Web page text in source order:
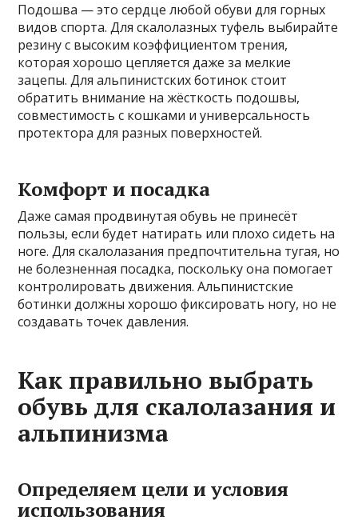
Подошва — это сердце любой обуви для горных
видов спорта. Для скалолазных туфель выбирайте
резину с высоким коэффициентом трения,
которая хорошо цепляется даже за мелкие
зацепы. Для альпинистских ботинок стоит
обратить внимание на жёсткость подошвы,
совместимость с кошками и универсальность
протектора для разных поверхностей.
Комфорт и посадка
Даже самая продвинутая обувь не принесёт
пользы, если будет натирать или плохо сидеть на
ноге. Для скалолазания предпочтительна тугая, но
не болезненная посадка, поскольку она помогает
контролировать движения. Альпинистские
ботинки должны хорошо фиксировать ногу, но не
создавать точек давления.
Как правильно выбрать
обувь для скалолазания и
альпинизма
Определяем цели и условия
использования